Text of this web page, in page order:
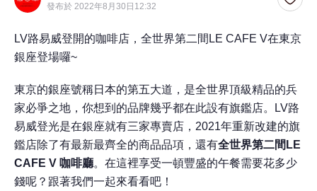
發布於 2022年8月30日12:32
LV路易威登開的咖啡店，全世界第二間LE CAFE V在東京
銀座登場囉~
東京的銀座號稱日本的第五大道，是全世界頂級精品的兵
家必爭之地，你想到的品牌幾乎都在此設有旗鑑店。LV路
易威登光是在銀座就有三家專賣店，2021年重新改建的旗
鑑店除了有最新最齊全的商品品項，還有全世界第二間LE
CAFE V 咖啡廳。在這裡享受一頓豐盛的午餐需要花多少
錢呢？跟著我們一起來看看吧！